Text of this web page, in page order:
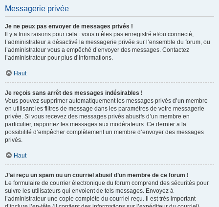
Messagerie privée
Je ne peux pas envoyer de messages privés !
Il y a trois raisons pour cela : vous n’êtes pas enregistré et/ou connecté,
l’administrateur a désactivé la messagerie privée sur l’ensemble du forum, ou
l’administrateur vous a empêché d’envoyer des messages. Contactez
l’administrateur pour plus d’informations.
Haut
Je reçois sans arrêt des messages indésirables !
Vous pouvez supprimer automatiquement les messages privés d’un membre
en utilisant les filtres de message dans les paramètres de votre messagerie
privée. Si vous recevez des messages privés abusifs d’un membre en
particulier, rapportez les messages aux modérateurs. Ce dernier a la
possibilité d’empêcher complètement un membre d’envoyer des messages
privés.
Haut
J’ai reçu un spam ou un courriel abusif d’un membre de ce forum !
Le formulaire de courrier électronique du forum comprend des sécurités pour
suivre les utilisateurs qui envoient de tels messages. Envoyez à
l’administrateur une copie complète du courriel reçu. Il est très important